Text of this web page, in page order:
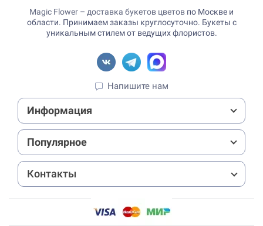
Magic Flower – доставка букетов цветов по Москве и
области. Принимаем заказы круглосуточно. Букеты с
уникальным стилем от ведущих флористов.
Напишите нам
Информация
Популярное
Контакты